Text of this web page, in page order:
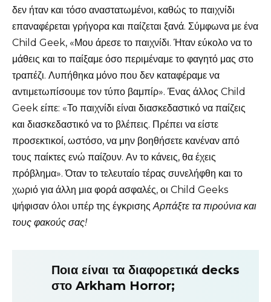
δεν ήταν και τόσο αναστατωμένοι, καθώς το παιχνίδι
επαναφέρεται γρήγορα και παίζεται ξανά. Σύμφωνα με ένα
Child Geek, «Μου άρεσε το παιχνίδι. Ήταν εύκολο να το
μάθεις και το παίξαμε όσο περιμέναμε το φαγητό μας στο
τραπέζι. Λυπήθηκα μόνο που δεν καταφέραμε να
αντιμετωπίσουμε τον τύπο βαμπίρ». Ένας άλλος Child
Geek είπε: «Το παιχνίδι είναι διασκεδαστικό να παίζεις
και διασκεδαστικό να το βλέπεις. Πρέπει να είστε
προσεκτικοί, ωστόσο, να μην βοηθήσετε κανέναν από
τους παίκτες ενώ παίζουν. Αν το κάνεις, θα έχεις
πρόβλημα». Όταν το τελευταίο τέρας συνελήφθη και το
χωριό για άλλη μια φορά ασφαλές, οι Child Geeks
ψήφισαν όλοι υπέρ της έγκρισης Αρπάξτε τα πιρούνια και
τους φακούς σας!
Ποια είναι τα διαφορετικά decks
στο Arkham Horror;